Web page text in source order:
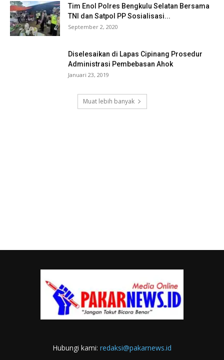
Tim Enol Polres Bengkulu Selatan Bersama
TNI dan Satpol PP Sosialisasi...
September 2, 2020
Diselesaikan di Lapas Cipinang Prosedur
Administrasi Pembebasan Ahok
Januari 23, 2019
Muat lebih banyak
Hubungi kami: redaksi@pakarnews.id